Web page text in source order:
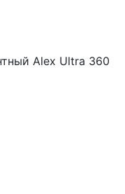
Alex Ultra 360